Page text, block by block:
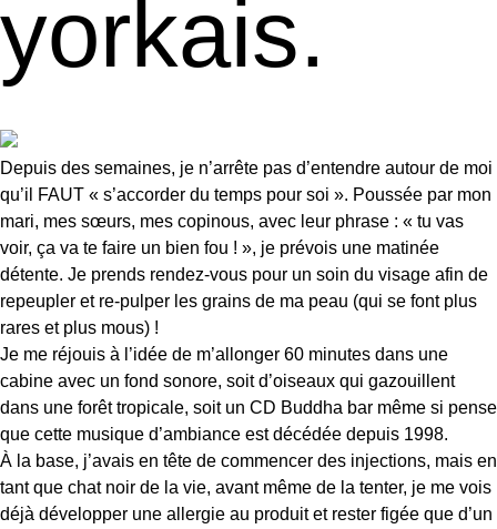
yorkais.
Depuis des semaines, je n’arrête pas d’entendre autour de moi
qu’il FAUT « s’accorder du temps pour soi ». Poussée par mon
mari, mes sœurs, mes copinous, avec leur phrase : « tu vas
voir, ça va te faire un bien fou ! », je prévois une matinée
détente. Je prends rendez-vous pour un soin du visage afin de
repeupler et re-pulper les grains de ma peau (qui se font plus
rares et plus mous) !
Je me réjouis à l’idée de m’allonger 60 minutes dans une
cabine avec un fond sonore, soit d’oiseaux qui gazouillent
dans une forêt tropicale, soit un CD Buddha bar même si pense
que cette musique d’ambiance est décédée depuis 1998.
À la base, j’avais en tête de commencer des injections, mais en
tant que chat noir de la vie, avant même de la tenter, je me vois
déjà développer une allergie au produit et rester figée que d’un